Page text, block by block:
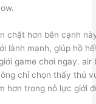
chặt hơn bên cạnh
lành mạnh, giúp hồ
game chơi ngay. air
chỉ chọn thấy thú
hơn trong nỗ lực giới